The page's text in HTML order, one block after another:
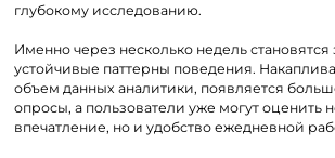
глубокому исследованию.
Именно через несколько недель становятся
устойчивые паттерны поведения.
объем данных аналитики, появляется
опросы, а пользователи уже могут оценить
впечатление, но и удобство ежедневной